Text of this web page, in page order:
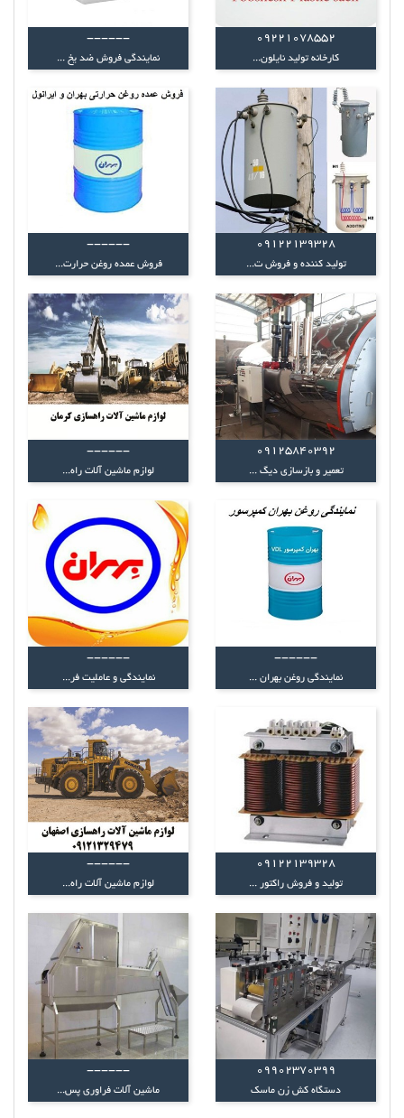
09221078552
کارخانه تولید نایلون...
------
نمایندگی فروش ضد یخ ...
09122139328
تولید کننده و فروش ت...
------
فروش عمده روغن حرارت...
09125840392
تعمیر و بازسازی دیگ ...
------
لوازم ماشین آلات راه...
------
نمایندگی روغن بهران ...
------
نمایندگی و عاملیت فر...
09122139328
تولید و فروش راکتور ...
------
لوازم ماشین آلات راه...
09902370399
دستگاه کش زن ماسک
------
ماشین آلات فراوری پس...